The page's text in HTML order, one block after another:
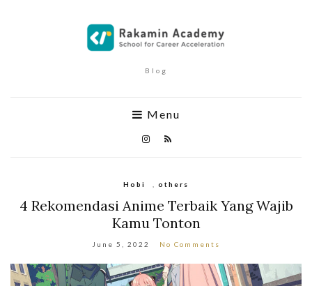
Blog
Menu
Hobi others
4 Rekomendasi Anime Terbaik Yang Wajib
Kamu Tonton
June 5, 2022 No Comments